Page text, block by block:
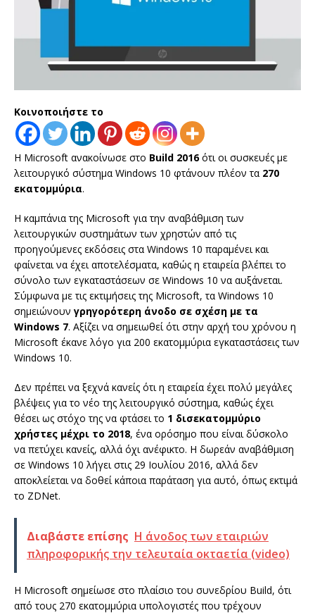
Κοινοποιήστε το
H Microsoft ανακοίνωσε στο Build 2016ότι οι συσκευές με
λειτουργικό σύστημα Windows 10 φτάνουν πλέον τα 270
εκατομμύρια.
Η καμπάνια της Microsoft για την αναβάθμιση των
λειτουργικών συστημάτων των χρηστών από τις
προηγούμενες εκδόσεις στα Windows 10 παραμένει και
φαίνεται να έχει αποτελέσματα, καθώς η εταιρεία βλέπει το
σύνολο των εγκαταστάσεων σε Windows 10 να αυξάνεται.
Σύμφωνα με τις εκτιμήσεις της Microsoft, τα Windows 10
σημειώνουν γρηγορότερη άνοδο σε σχέση με τα
Windows 7. Αξίζει να σημειωθεί ότι στην αρχή του χρόνου η
Microsoft έκανε λόγο για 200 εκατομμύρια εγκαταστάσεις των
Windows 10.
Δεν πρέπει να ξεχνά κανείς ότι η εταιρεία έχει πολύ μεγάλες
βλέψεις για το νέο της λειτουργικό σύστημα, καθώς έχει
θέσει ως στόχο της να φτάσει το 1 δισεκατομμύριο
χρήστες μέχρι το 2018, ένα ορόσημο που είναι δύσκολο
να πετύχει κανείς, αλλά όχι ανέφικτο. Η δωρεάν αναβάθμιση
σε Windows 10 λήγει στις 29 Ιουλίου 2016, αλλά δεν
αποκλείεται να δοθεί κάποια παράταση για αυτό, όπως εκτιμά
το ZDNet.
Διαβάστε επίσης Η άνοδος των εταιριών
πληροφορικής την τελευταία οκταετία (video)
Η Microsoft σημείωσε στο πλαίσιο του συνεδρίου Build, ότι
από τους 270 εκατομμύρια υπολογιστές που τρέχουν